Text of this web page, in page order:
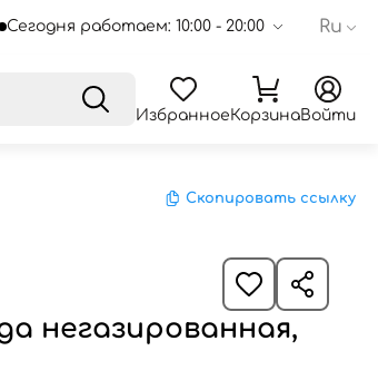
Сегодня работаем: 10:00 - 20:00 Ru
ИзбранноеКорзинаВойти
Скопировать ссылку
негазированная,